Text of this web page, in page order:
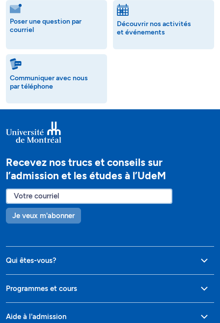
Poser une question par
courriel
Découvrir nos activités
et événements
Communiquer avec nous
par téléphone
Recevez nos trucs et conseils sur
l’admission et les études à l’UdeM
Je veux m'abonner
Qui êtes-vous?
Programmes et cours
Aide à l'admission